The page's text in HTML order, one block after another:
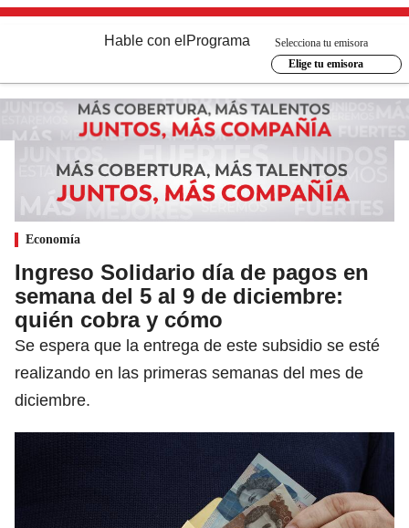
Hable con el Programa
Selecciona tu emisora
Elige tu emisora
Economía
Ingreso Solidario día de pagos en
semana del 5 al 9 de diciembre:
quién cobra y cómo
Se espera que la entrega de este subsidio se esté
realizando en las primeras semanas del mes de
diciembre.